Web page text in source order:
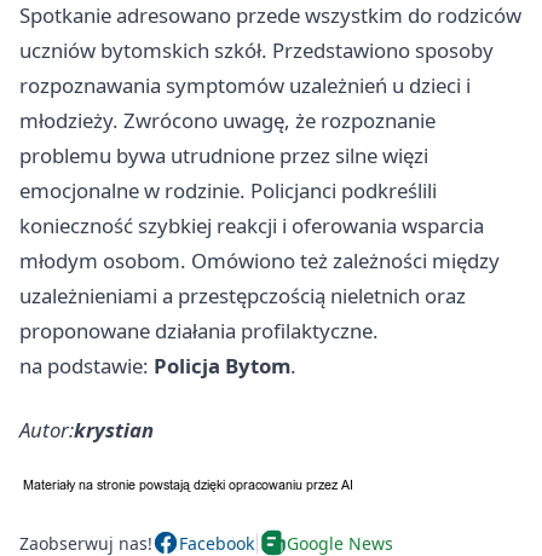
Spotkanie adresowano przede wszystkim do rodziców
uczniów bytomskich szkół. Przedstawiono sposoby
rozpoznawania symptomów uzależnień u dzieci i
młodzieży. Zwrócono uwagę, że rozpoznanie
problemu bywa utrudnione przez silne więzi
emocjonalne w rodzinie. Policjanci podkreślili
konieczność szybkiej reakcji i oferowania wsparcia
młodym osobom. Omówiono też zależności między
uzależnieniami a przestępczością nieletnich oraz
proponowane działania profilaktyczne.
na podstawie: Policja Bytom.
Autor:krystian
Zaobserwuj nas! Facebook Google News